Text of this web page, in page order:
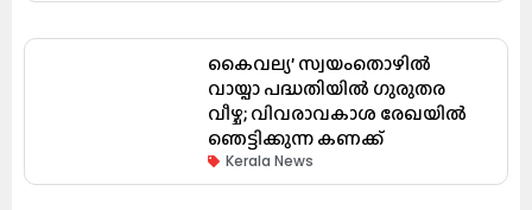
കൈവല്യ’ സ്വയംതൊഴിൽ
വായ്പാ പദ്ധതിയിൽ ഗുരുതര
വീഴ്ച; വിവരാവകാശ രേഖയിൽ
ഞെട്ടിക്കുന്ന കണക്ക്
Kerala News